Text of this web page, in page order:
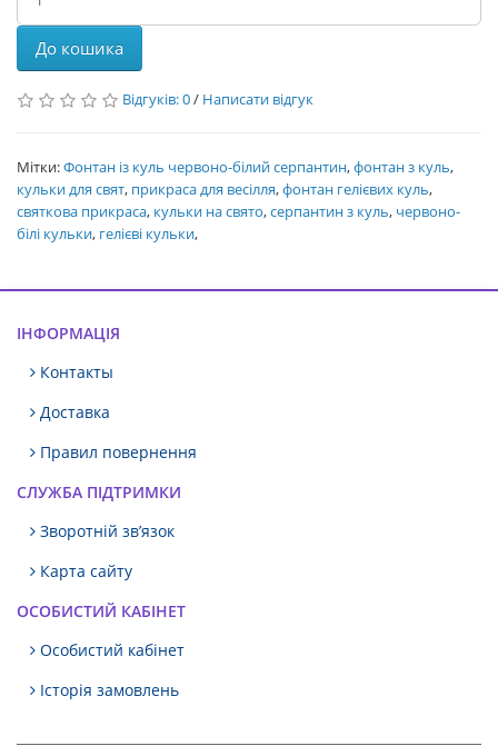
До кошика
Відгуків: 0/ Написати відгук
Мітки:Фонтан із куль червоно-білий серпантин,фонтан з куль,
кульки для свят, прикраса для весілля,фонтан гелієвих куль,
святкова прикраса, кульки на свято,серпантин з куль, червоно-
білі кульки, гелієві кульки,
ІНФОРМАЦІЯ
Контакты
Доставка
Правил повернення
СЛУЖБА ПІДТРИМКИ
Зворотній зв’язок
Карта сайту
ОСОБИСТИЙ КАБІНЕТ
Особистий кабінет
Історія замовлень